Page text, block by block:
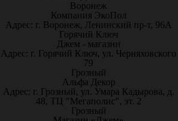
Воронеж
Компания ЭкоПол
Адрес: г. Воронеж, Ленинский пр-т, 96А
Горячий Ключ
Джем - магазин
Адрес: г. Горячий Ключ, ул. Черняховского
79
Грозный
Альфа Декор
Адрес: г. Грозный, ул. Умара Кадырова, д.
48, ТЦ "Мегаполис", эт. 2
Грозный